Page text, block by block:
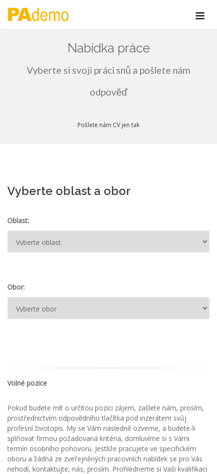
Nabídka práce
Vyberte si svoji práci snů a pošlete nám
odpověď
Pošlete nám CV jen tak
Vyberte oblast a obor
Oblast:
Obor:
Volné pozice
Pokud budete mít o určitou pozici zájem, zašlete nám, prosím,
prostřednictvím odpovědního tlačítka pod inzerátem svůj
profesní životopis. My se Vám následně ozveme, a budete-li
splňovat firmou požadovaná kritéria, domluvíme si s Vámi
termín osobního pohovoru. Jestliže pracujete ve specifickém
oboru a žádná ze zveřejněných pracovních nabídek se pro Vás
nehodí, kontaktujte, nás, prosím. Prohlédneme si Vaši kvalifikaci